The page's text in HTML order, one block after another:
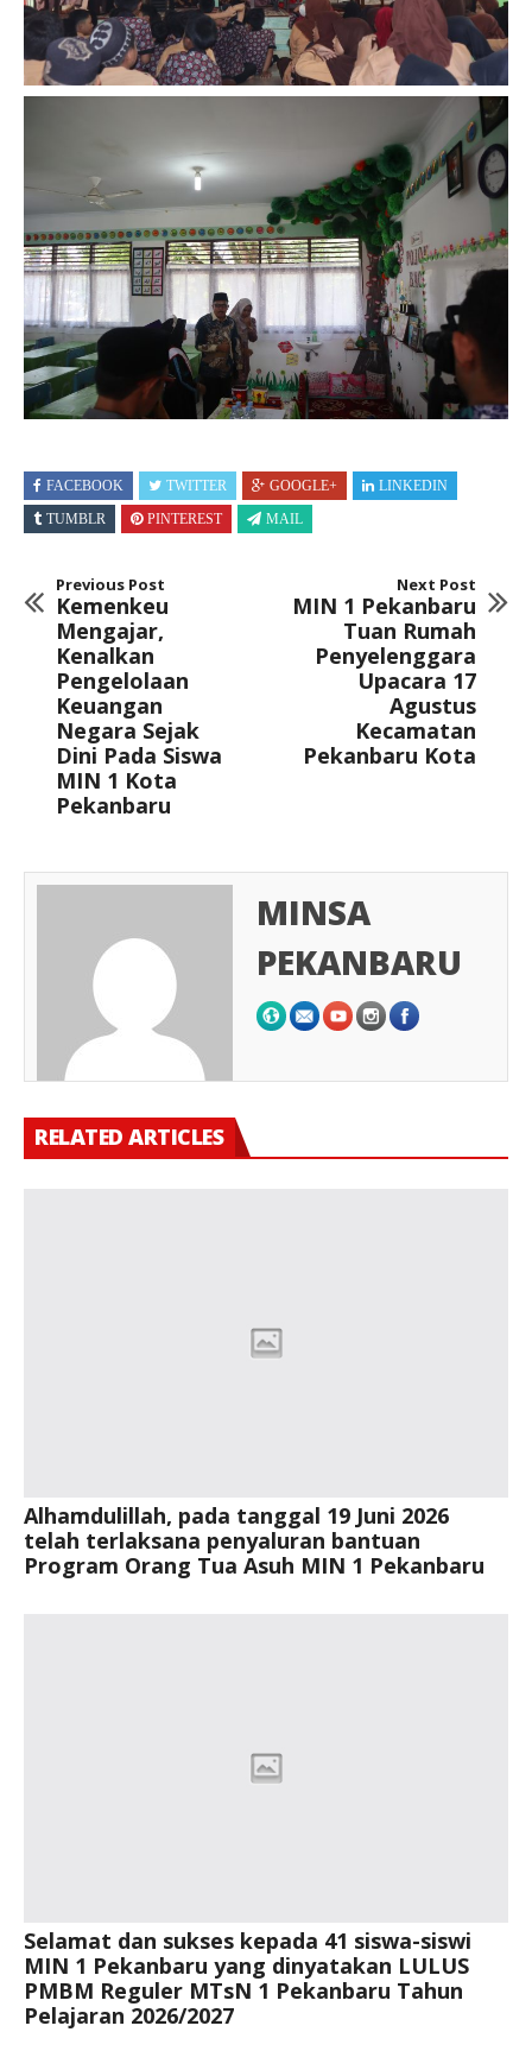
FACEBOOK TWITTER GOOGLE+
LINKEDIN
TUMBLR
PINTEREST MAIL
Previous Post
Kemenkeu
Mengajar,
Kenalkan
Pengelolaan
Keuangan
Negara Sejak
Dini Pada Siswa
MIN 1 Kota
Pekanbaru
Next Post
MIN 1 Pekanbaru
Tuan Rumah
Penyelenggara
Upacara 17
Agustus
Kecamatan
Pekanbaru Kota
MINSA
PEKANBARU
RELATED ARTICLES
Alhamdulillah, pada tanggal 19 Juni 2026
telah terlaksana penyaluran bantuan
Program Orang Tua Asuh MIN 1 Pekanbaru
Selamat dan sukses kepada 41 siswa-siswi
MIN 1 Pekanbaru yang dinyatakan LULUS
PMBM Reguler MTsN 1 Pekanbaru Tahun
Pelajaran 2026/2027